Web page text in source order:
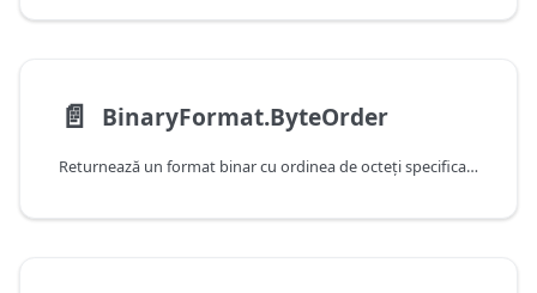
📄️ BinaryFormat.ByteOrder
Returnează un format binar cu ordinea de octeţi specificată de o funcţie.